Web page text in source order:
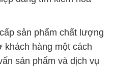
sản phẩm chất lượng
khách hàng một cách
sản phẩm và dịch vụ